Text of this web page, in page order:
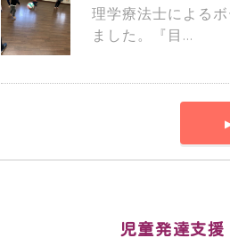
理学療法士による
ました。『目...
児童発達支